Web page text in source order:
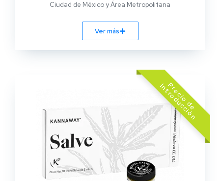
Ciudad de México y Área Metropolitana
Ver más
z